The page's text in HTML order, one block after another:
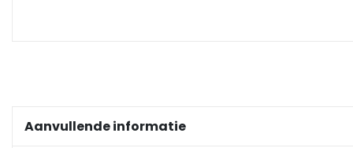
Aanvullende informatie